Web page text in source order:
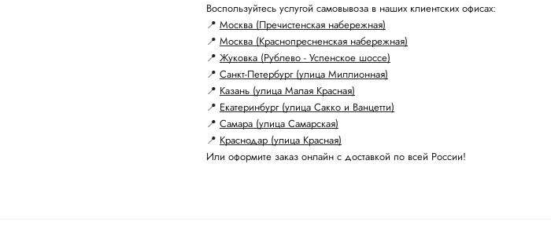
Воспользуйтесь услугой самовывоза в наших клиентских офисах:
📍 Москва (Пречистенская набережная)
📍 Москва (Краснопресненская набережная)
📍 Жуковка (Рублево - Успенское шоссе)
📍 Санкт-Петербург (улица Миллионная)
📍 Казань (улица Малая Красная)
📍 Екатеринбург (улица Сакко и Ванцетти)
📍 Самара (улица Самарская)
📍 Краснодар (улица Красная)
Или оформите заказ онлайн с доставкой по всей России!